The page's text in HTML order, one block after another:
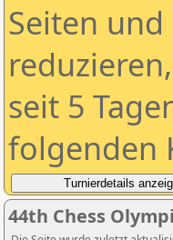
Seiten
seit 5
folgenden
44th Chess